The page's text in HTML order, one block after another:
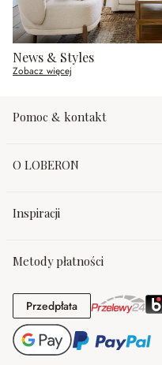
News & Styles
Zobacz więcej
Pomoc & kontakt
O LOBERON
Inspiracji
Metody płatności
PrzedpłataPrzedpłata